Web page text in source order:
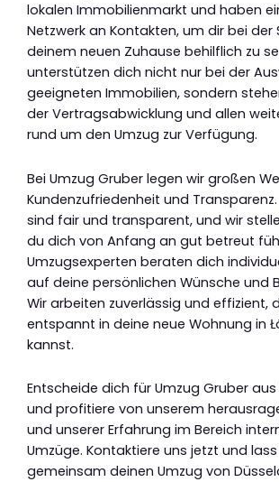
lokalen Immobilienmarkt und haben
Netzwerk an Kontakten, um dir bei der
deinem neuen Zuhause behilflich zu
unterstützen dich nicht nur bei der
geeigneten Immobilien, sondern
der Vertragsabwicklung und allen
rund um den Umzug zur Verfügung.
Bei Umzug Gruber legen wir großen
Kundenzufriedenheit und Transparenz.
sind fair und transparent, und wir
du dich von Anfang an gut betreut
Umzugsexperten beraten dich
auf deine persönlichen Wünsche und
Wir arbeiten zuverlässig und effizient,
entspannt in deine neue Wohnung in
kannst.
Entscheide dich für Umzug Gruber
und profitiere von unserem
und unserer Erfahrung im Bereich
Umzüge. Kontaktiere uns jetzt und
gemeinsam deinen Umzug von